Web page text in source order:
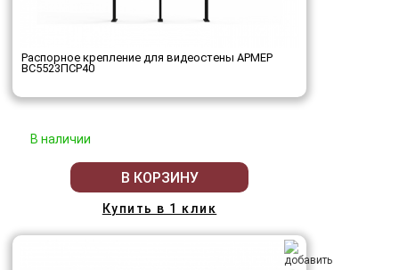
Распорное крепление для видеостены АРМЕР
ВС5523ПСР40
В наличии
В КОРЗИНУ
Купить в 1 клик